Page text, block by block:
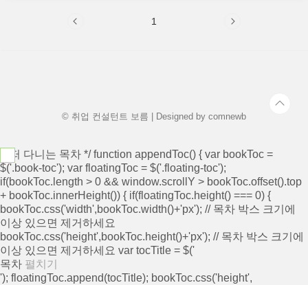
신기술 분야의 실무교육부터 취창업 연계까지
1
© 취업 컨설턴트 보름 | Designed by comnewb
/* 떠 다니는 목차 */ function appendToc() { var bookToc =
$('.book-toc'); var floatingToc = $('.floating-toc');
if(bookToc.length > 0 && window.scrollY > bookToc.offset().top
+ bookToc.innerHeight()) { if(floatingToc.height() === 0) {
bookToc.css('width',bookToc.width()+'px'); // 목차 박스 크기에
이상 있으면 제거하세요
bookToc.css('height',bookToc.height()+'px'); // 목차 박스 크기에
이상 있으면 제거하세요 var tocTitle = $('
목차 펼치기
'); floatingToc.append(tocTitle); bookToc.css('height',